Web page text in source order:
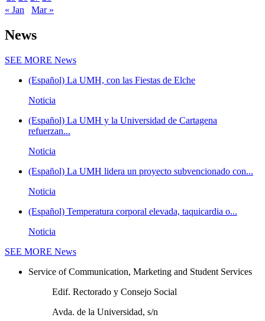
« Jan
Mar »
News
SEE MORE News
(Español) La UMH, con las Fiestas de Elche
Noticia
(Español) La UMH y la Universidad de Cartagena
refuerzan...
Noticia
(Español) La UMH lidera un proyecto subvencionado con...
Noticia
(Español) Temperatura corporal elevada, taquicardia o...
Noticia
SEE MORE News
Service of Communication, Marketing and Student Services
Edif. Rectorado y Consejo Social
Avda. de la Universidad, s/n